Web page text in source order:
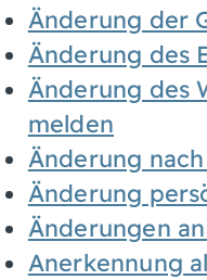
Änderung der
Änderung des
Änderung des
melden
Änderung
Änderung
Änderungen
Anerkennung